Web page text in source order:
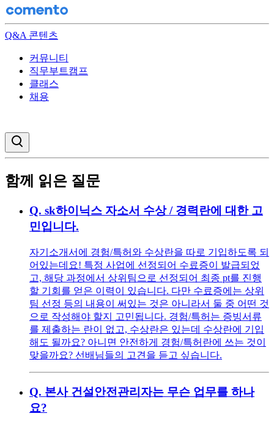
Q&A 콘텐츠
커뮤니티
직무부트캠프
클래스
채용
함께 읽은 질문
Q. sk하이닉스 자소서 수상 / 경력란에 대한 고
민입니다.
자기소개서에 경험/특허와 수상란을 따로 기입하도록 되
어있는데요! 특정 사업에 선정되어 수료증이 발급되었
고, 해당 과정에서 상위팀으로 선정되어 최종 pt를 진행
할 기회를 얻은 이력이 있습니다. 다만 수료증에는 상위
팀 선정 등의 내용이 써있는 것은 아니라서 둘 중 어떤 것
으로 작성해야 할지 고민됩니다. 경험/특허는 증빙서류
를 제출하는 란이 없고, 수상란은 있는데 수상란에 기입
해도 될까요? 아니면 안전하게 경험/특허란에 쓰는 것이
맞을까요? 선배님들의 고견을 듣고 싶습니다.
Q. 본사 건설안전관리자는 무슨 업무를 하나
요?